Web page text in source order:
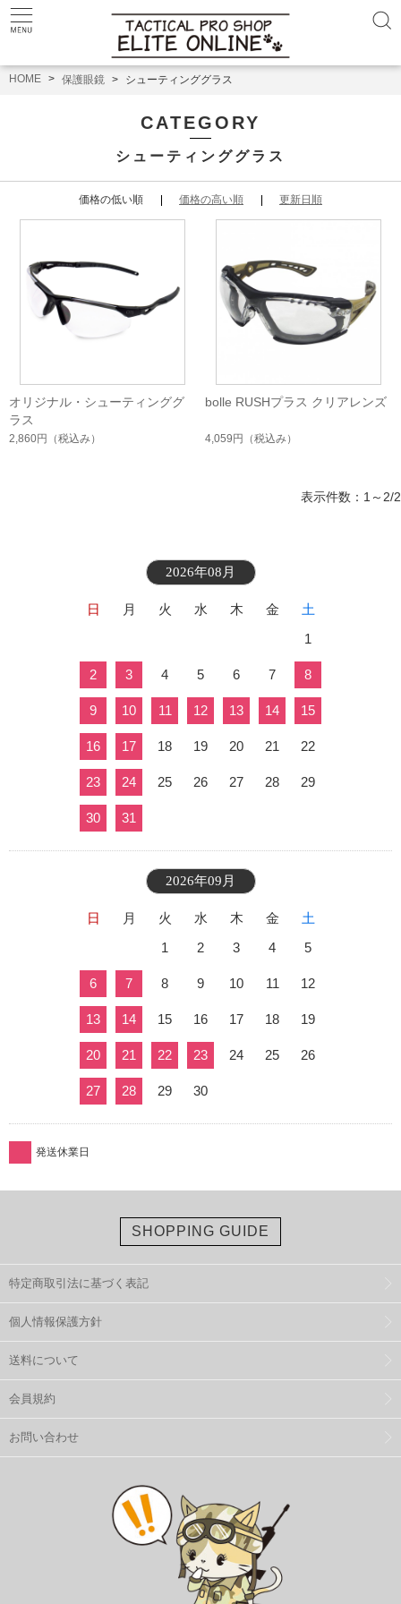
HOME 保護眼鏡 シューティンググラス
CATEGORY
シューティンググラス
価格の低い順 価格の高い順 更新日順
オリジナル・シューティンググ
ラス
2,860円 （税込み）
bolle RUSHプラス クリアレンズ
4,059円 （税込み）
表示件数：1～2/2
2026年08月
日 月 火 水 木 金
土
1
2 3 4 5 6 7 8
9 10 11 12 13 14 15
16 17 18 19 20 21 22
23 24 25 26 27 28 29
30 31
2026年09月
日 月 火 水 木 金
土
1
2 3 4 5
6 7 8 9 10 11 12
13 14 15 16 17 18 19
20 21 22 23 24 25 26
27 28 29 30
発送休業日
SHOPPING GUIDE
特定商取引法に基づく表記
個人情報保護方針
送料について
会員規約
お問い合わせ